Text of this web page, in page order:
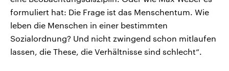
formuliert hat: Die Frage ist das Menschentum. Wie
leben die Menschen in einer bestimmten
Sozialordnung? Und nicht zwingend schon mitlaufen
lassen, die These, die Verhältnisse sind schlecht“.